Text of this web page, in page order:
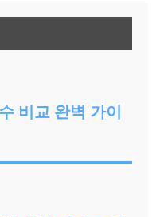
비교 완벽 가이